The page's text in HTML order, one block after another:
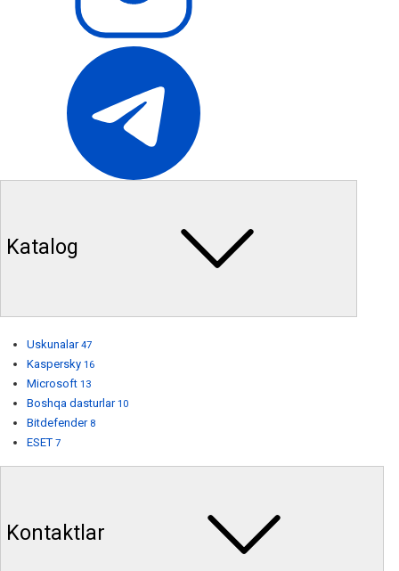
Katalog
Uskunalar 47
Kaspersky 16
Microsoft 13
Boshqa dasturlar 10
Bitdefender 8
ESET 7
Kontaktlar